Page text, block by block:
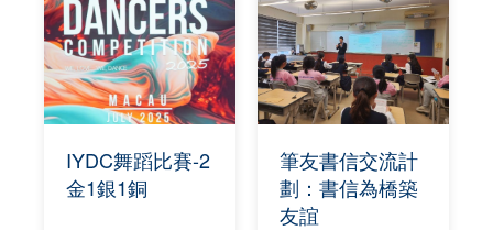
IYDC舞蹈比賽-2
金1銀1銅
筆友書信交流計
劃：書信為橋築
友誼